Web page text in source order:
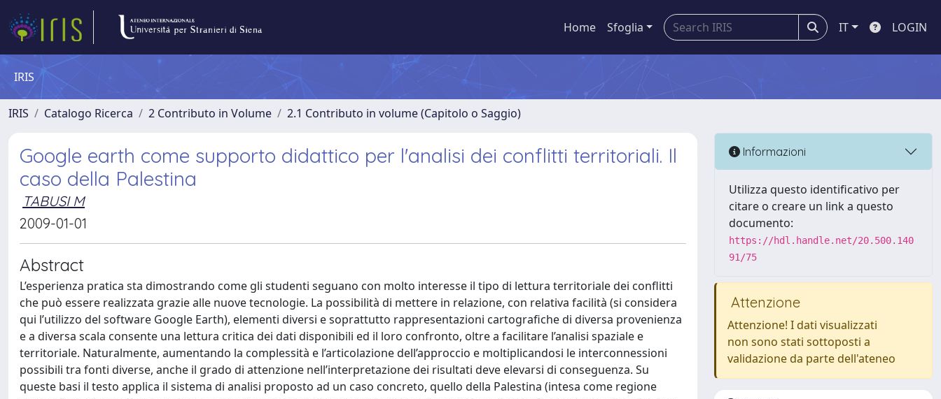
Home Sfoglia IT LOGIN
IRIS
IRIS Catalogo Ricerca 2 Contributo in Volume 2.1 Contributo in volume (Capitolo o Saggio)
Google earth come supporto didattico per l'analisi dei conflitti territoriali. Il
caso della Palestina
TABUSI M
2009-01-01
Abstract
L’esperienza pratica sta dimostrando come gli studenti seguano con molto interesse il tipo di lettura territoriale dei conflitti
che può essere realizzata grazie alle nuove tecnologie. La possibilità di mettere in relazione, con relativa facilità (si considera
qui l’utilizzo del software Google Earth), elementi diversi e soprattutto rappresentazioni cartografiche di diversa provenienza
e a diversa scala consente una lettura critica dei dati disponibili ed il loro confronto, oltre a facilitare l’analisi spaziale e
territoriale. Naturalmente, aumentando la complessità e l’articolazione dell’approccio e moltiplicandosi le interconnessioni
possibili tra fonti diverse, anche il grado di attenzione nell’interpretazione dei risultati deve elevarsi di conseguenza. Su
queste basi il testo applica il sistema di analisi proposto ad un caso concreto, quello della Palestina (intesa come regione
Informazioni
Utilizza questo identificativo per
citare o creare un link a questo
documento:
https://hdl.handle.net/20.500.140
91/75
Attenzione
Attenzione! I dati visualizzati
non sono stati sottoposti a
validazione da parte dell'ateneo